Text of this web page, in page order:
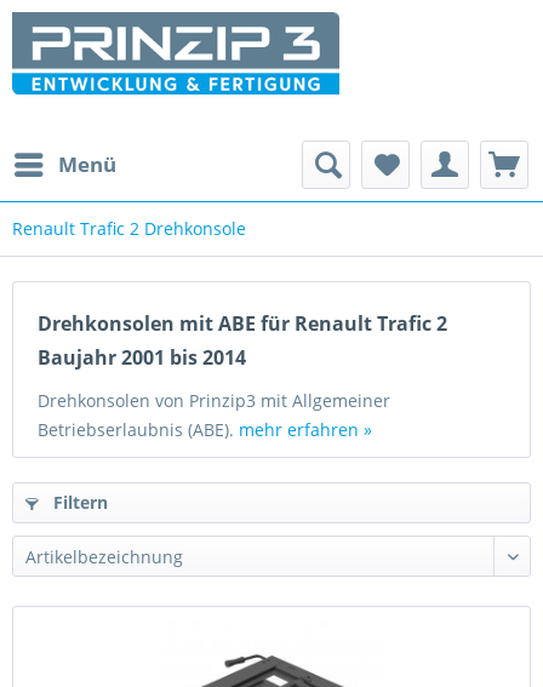
Menü
Renault Trafic 2 Drehkonsole
Drehkonsolen mit ABE für Renault Trafic 2
Baujahr 2001 bis 2014
Drehkonsolen von Prinzip3 mit Allgemeiner
Betriebserlaubnis (ABE). mehr erfahren »
Filtern